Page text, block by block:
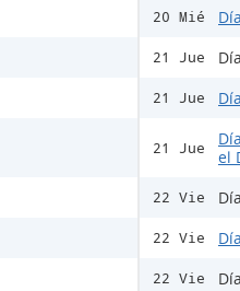
20 Mié
21 Jue
21 Jue
21 Jue
el
22 Vie
22 Vie
22 Vie